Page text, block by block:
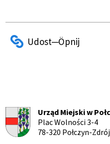
Urząd Miejski w
Plac Wolności 3-4
78-320 Połczyn-Zdrój